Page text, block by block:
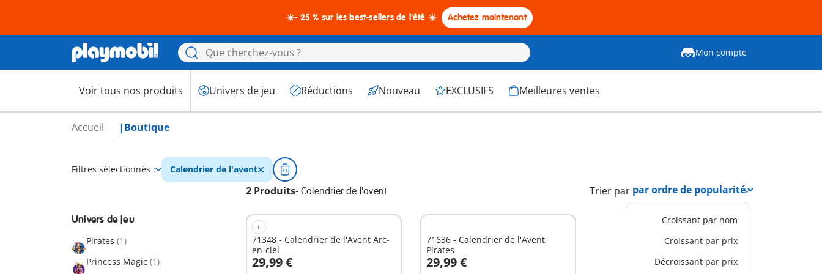
☀️- 25 % sur les best-sellers de l'été ☀️ Achetez maintenant
Mon compte
Voir tous nos produits Univers de jeu Réductions Nouveau EXCLUSIFS Meilleures ventes
Accueil Boutique
Filtres sélectionnés : Calendrier de l'avent
2 Produits- Calendrier de l'avent Trier par
Croissant par nom
Croissant par prix
Décroissant par prix
Univers de jeu
Pirates (1)
Princess Magic (1)
L
71348 - Calendrier de l'Avent Arc-
en-ciel
29,99 €
71636 - Calendrier de l'Avent
Pirates
29,99 €
Au panier